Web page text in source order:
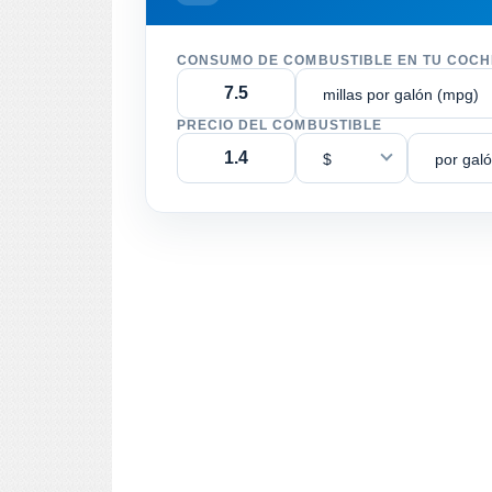
CONSUMO DE COMBUSTIBLE EN TU
millas por galón (mpg)
PRECIO DEL COMBUSTIBLE
$ por